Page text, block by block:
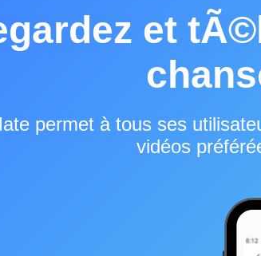
et
permet à tous ses
vidéos